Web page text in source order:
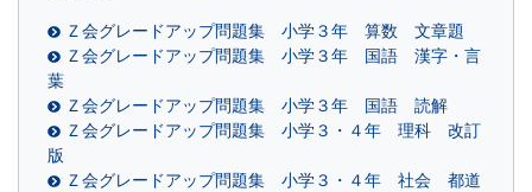
Ｚ会グレードアップ問題集 小学３年 算数 文章題
Ｚ会グレードアップ問題集 小学３年 国語 漢字・言
葉
Ｚ会グレードアップ問題集 小学３年 国語 読解
Ｚ会グレードアップ問題集 小学３・４年 理科 改訂
版
Ｚ会グレードアップ問題集 小学３・４年 社会 都道